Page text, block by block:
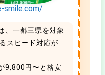
、一都三県を対象
スピード対応が
9,800円〜と格安